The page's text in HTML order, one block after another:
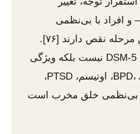
و افراد با بی‌نظمی
هیجانی معمولاً در چندین مرحله نقص دارند [۷۶].
این یک تشخیص مستقل DSM-5 نیست بلکه ویژگی
ترامس‌تشخیصی BPD، ADHD، اوتیسم، PTSD،
بی‌نظمی خلق مخرب است